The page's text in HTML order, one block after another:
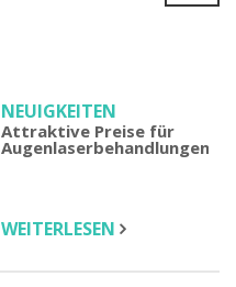
NEUIGKEITEN
Attraktive Preise für
Augenlaserbehandlungen
WEITERLESEN